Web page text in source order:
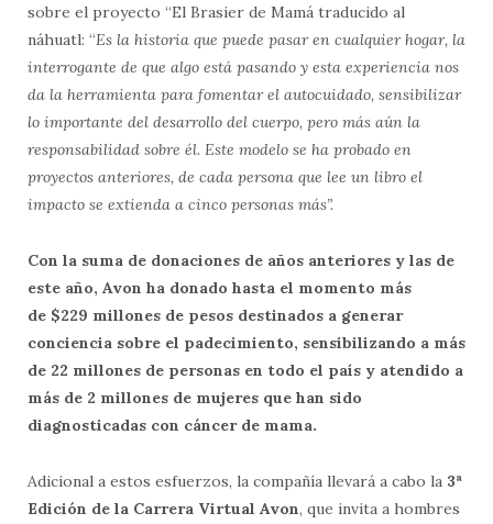
sobre el proyecto “El Brasier de Mamá traducido al
náhuatl: “Es la historia que puede pasar en cualquier hogar, la
interrogante de que algo está pasando y esta experiencia nos
da la herramienta para fomentar el autocuidado, sensibilizar
lo importante del desarrollo del cuerpo, pero más aún la
responsabilidad sobre él. Este modelo se ha probado en
proyectos anteriores, de cada persona que lee un libro el
impacto se extienda a cinco personas más”.
Con la suma de donaciones de años anteriores y las de
este año, Avon ha donado hasta el momento más
de $229 millones de pesos destinados a generar
conciencia sobre el padecimiento, sensibilizando a más
de 22 millones de personas en todo el país y atendido a
más de 2 millones de mujeres que han sido
diagnosticadas con cáncer de mama.
Adicional a estos esfuerzos, la compañía llevará a cabo la 3ª
Edición de la Carrera Virtual Avon, que invita a hombres